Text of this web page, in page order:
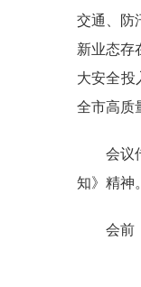
交通、防
新业态存
大安全投
全市高质
会议传
知》精神
会前，